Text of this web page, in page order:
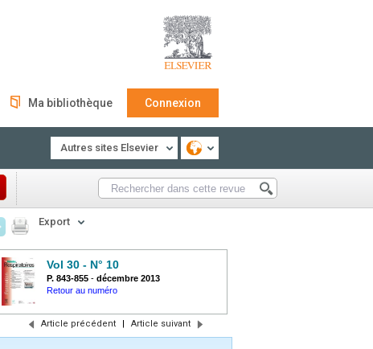
Ma bibliothèque Connexion
Autres sites Elsevier
Export
Vol 30 - N° 10
P. 843-855 - décembre 2013
Retour au numéro
Article précédent | Article suivant